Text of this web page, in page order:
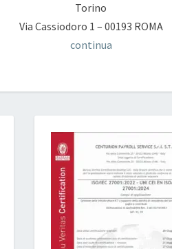
Torino
Via Cassiodoro 1 – 00193 ROMA
continua